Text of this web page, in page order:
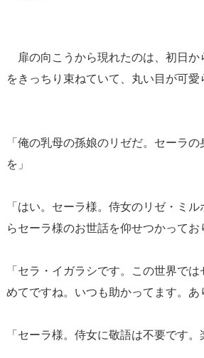
扉の向こうから現れたのは、初日か
をきっちり束ねていて、丸い目が可愛
「俺の乳母の孫娘のリゼだ。セーラ
を」
「はい。セーラ様。侍女のリゼ・ミ
らセーラ様のお世話を仰せつかってお
「セラ・イガラシです。この世界で
めてですね。いつも助かってます。あ
「セーラ様。侍女に敬語は不要です。